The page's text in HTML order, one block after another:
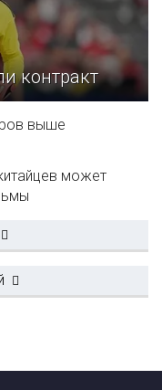
контракт
выше
может